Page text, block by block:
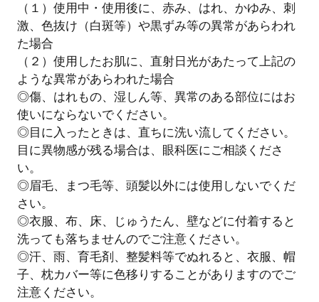
（１）使用中・使用後に、赤み、はれ、かゆみ、刺
激、色抜け（白斑等）や黒ずみ等の異常があらわれ
た場合
（２）使用したお肌に、直射日光があたって上記の
ような異常があらわれた場合
◎傷、はれもの、湿しん等、異常のある部位にはお
使いにならないでください。
◎目に入ったときは、直ちに洗い流してください。
目に異物感が残る場合は、眼科医にご相談くださ
い。
◎眉毛、まつ毛等、頭髪以外には使用しないでくだ
さい。
◎衣服、布、床、じゅうたん、壁などに付着すると
洗っても落ちませんのでご注意ください。
◎汗、雨、育毛剤、整髪料等でぬれると、衣服、帽
子、枕カバー等に色移りすることがありますのでご
注意ください。